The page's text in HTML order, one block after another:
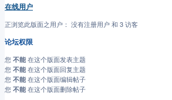
在线用户
正浏览此版面之用户： 没有注册用户 和 3 访客
论坛权限
您 不能 在这个版面发表主题
您 不能 在这个版面回复主题
您 不能 在这个版面编辑帖子
您 不能 在这个版面删除帖子